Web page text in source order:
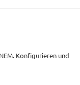
Konfigurieren und